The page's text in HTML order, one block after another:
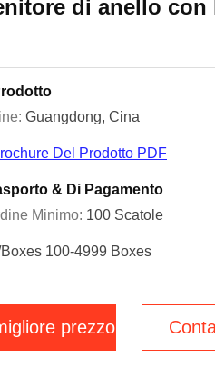
di anello con
Guangdong, Cina
Del Prodotto PDF
& Di Pagamento
Minimo: 100 Scatole
100-4999 Boxes
prezzo